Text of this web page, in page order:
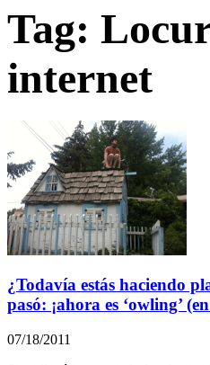
Tag:
internet
¿Todavía estás haciendo
pasó: ¡ahora es ‘owling’
07/18/2011